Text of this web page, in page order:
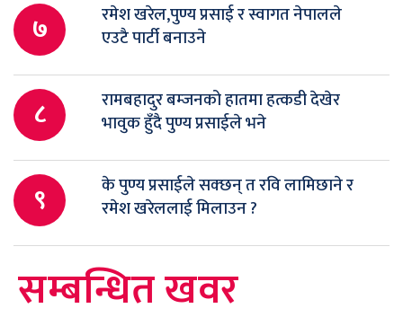
७
रमेश खरेल,पुण्य प्रसाई र स्वागत नेपालले
एउटै पार्टी बनाउने
८
रामबहादुर बम्जनको हातमा हत्कडी देखेर
भावुक हुँदै पुण्य प्रसाईले भने
९
के पुण्य प्रसाईले सक्छन् त रवि लामिछाने र
रमेश खरेललाई मिलाउन ?
सम्बन्धित खवर